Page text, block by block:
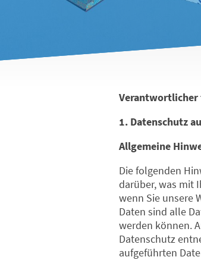
Verantwortlicher
1. Datenschutz
Allgemeine
Die folgenden
darüber, was mit
wenn Sie unsere
Daten sind alle
werden können.
Datenschutz
aufgeführten